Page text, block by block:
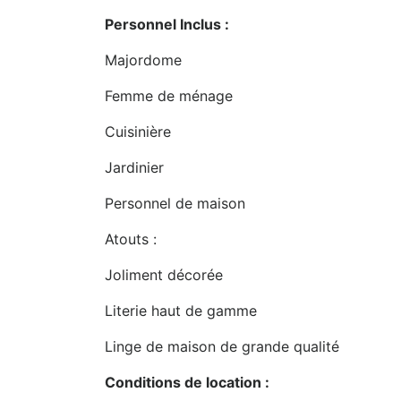
Personnel Inclus :
Majordome
Femme de ménage
Cuisinière
Jardinier
Personnel de maison
Atouts :
Joliment décorée
Literie haut de gamme
Linge de maison de grande qualité
Conditions de location :